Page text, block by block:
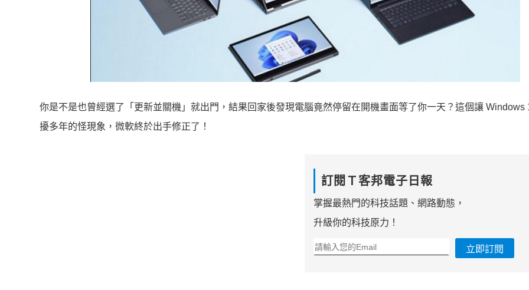
你是不是也曾經選了「更新並關機」就出門，結果回家後發現電腦竟然停留在開機畫面等了你一天？這個讓 Windows
擾多年的怪現象，微軟終於出手修正了！
訂閱Ｔ客邦電子日報
掌握最熱門的科技話題、網路動態，
升級你的科技原力！
立即訂閱